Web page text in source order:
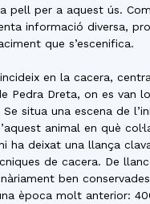
pell per a aquest ús.
informació diversa,
que s’escenifica.
en la cacera,
Pedra Dreta, on es van
situa una escena de
animal en què
ha deixat una llança
de cacera. De
ben
època molt anterior: